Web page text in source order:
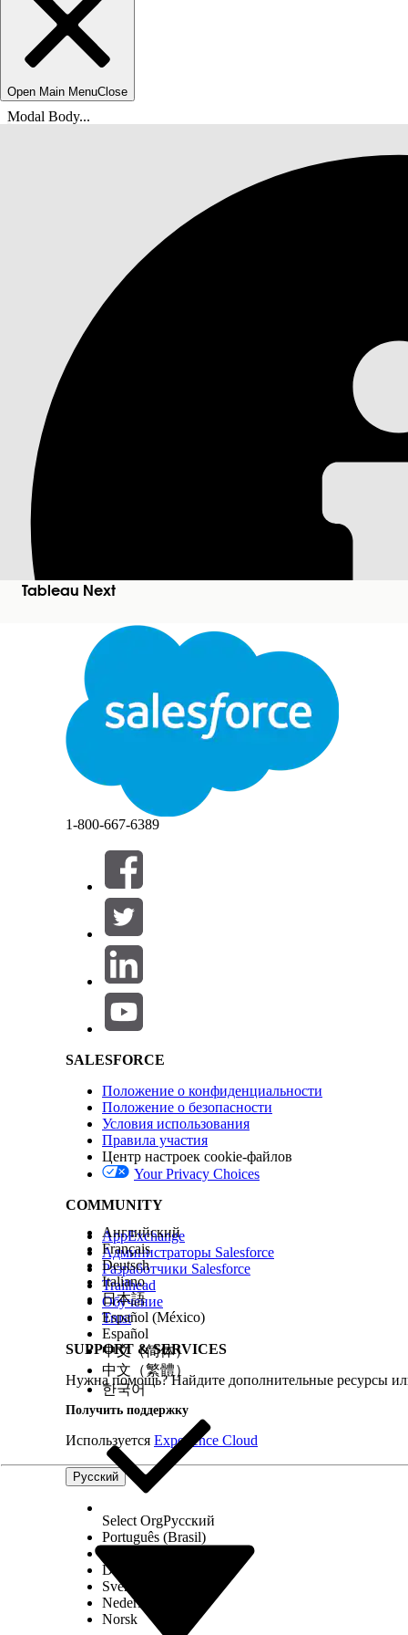
Open Main MenuClose
Modal Body...
Закрыть
Tableau Next
Вы находитесь здесь:
Пакетные
Пакетная трансформация данных - это повторяемая
При первом выполнении пакетной трансформации
Потом можно запустить трансформацию вручную или
Примечание Конструктор трансформации данных — это
Salesforce.com
или письменное объединенное пробное
Использование этой пробной или бета-службы
Примечание В справке Salesforce: Пакетные
Пакетная трансформация данных предоставляет
данных доступны на холсте, куда можно добавить
Холст отображает полную последовательность
ввод объекта данных, а результаты записываются
которые можно объединить в последовательности.
также использовать настраиваемую формулу для
Хотя холст не отображает отдельные
1-800-667-6389
SALESFORCE
Положение о конфиденциальности
Положение о безопасности
Условия использования
Правила участия
Центр настроек cookie-файлов
Your Privacy Choices
COMMUNITY
AppExchange
Администраторы Salesforce
Разработчики Salesforce
Trailhead
Обучение
Trust
SUPPORT & SERVICES
Нужна помощь? Найдите дополнительные ресурсы
Получить поддержку
Используется Experience Cloud
Русский
Английский
Français
Deutsch
Italiano
日本語
Español (México)
Español
中文（简体）
中文（繁體）
한국어
Select OrgРусский
Português (Brasil)
Dansk
Svenska
Nederlands
Norsk
Salesforce Help | Article